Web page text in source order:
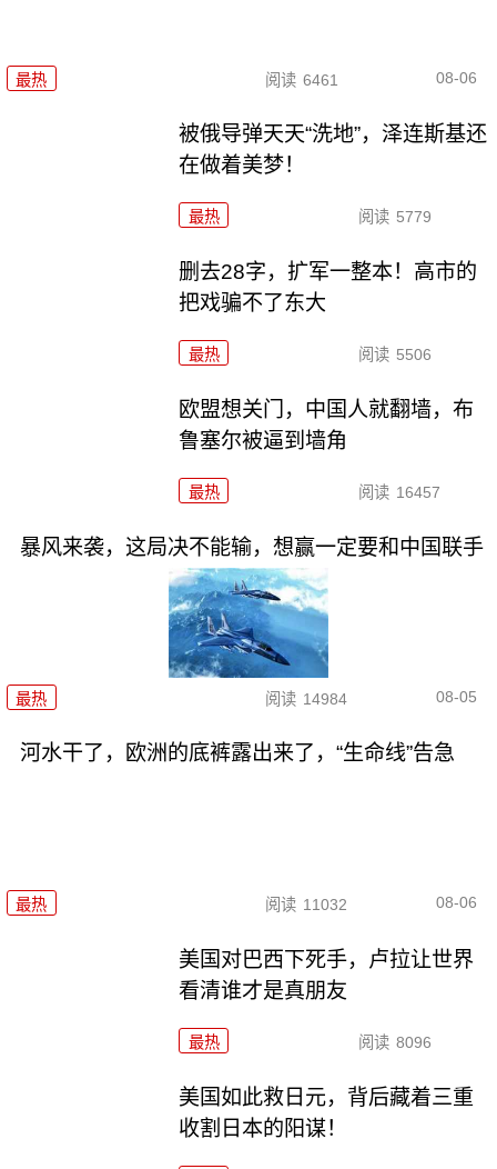
最热 阅读 6461 08-06
被俄导弹天天“洗地”，泽连斯基还
在做着美梦！
最热 阅读 5779
删去28字，扩军一整本！高市的
把戏骗不了东大
最热 阅读 5506
欧盟想关门，中国人就翻墙，布
鲁塞尔被逼到墙角
最热 阅读 16457
暴风来袭，这局决不能输，想赢一定要和中国联手
最热 阅读 14984 08-05
河水干了，欧洲的底裤露出来了，“生命线”告急
最热 阅读 11032 08-06
美国对巴西下死手，卢拉让世界
看清谁才是真朋友
最热 阅读 8096
美国如此救日元，背后藏着三重
收割日本的阳谋！